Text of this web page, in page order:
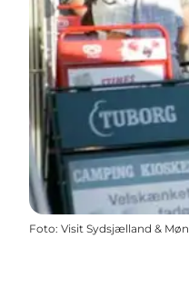
Foto: Visit Sydsjælland & Møn